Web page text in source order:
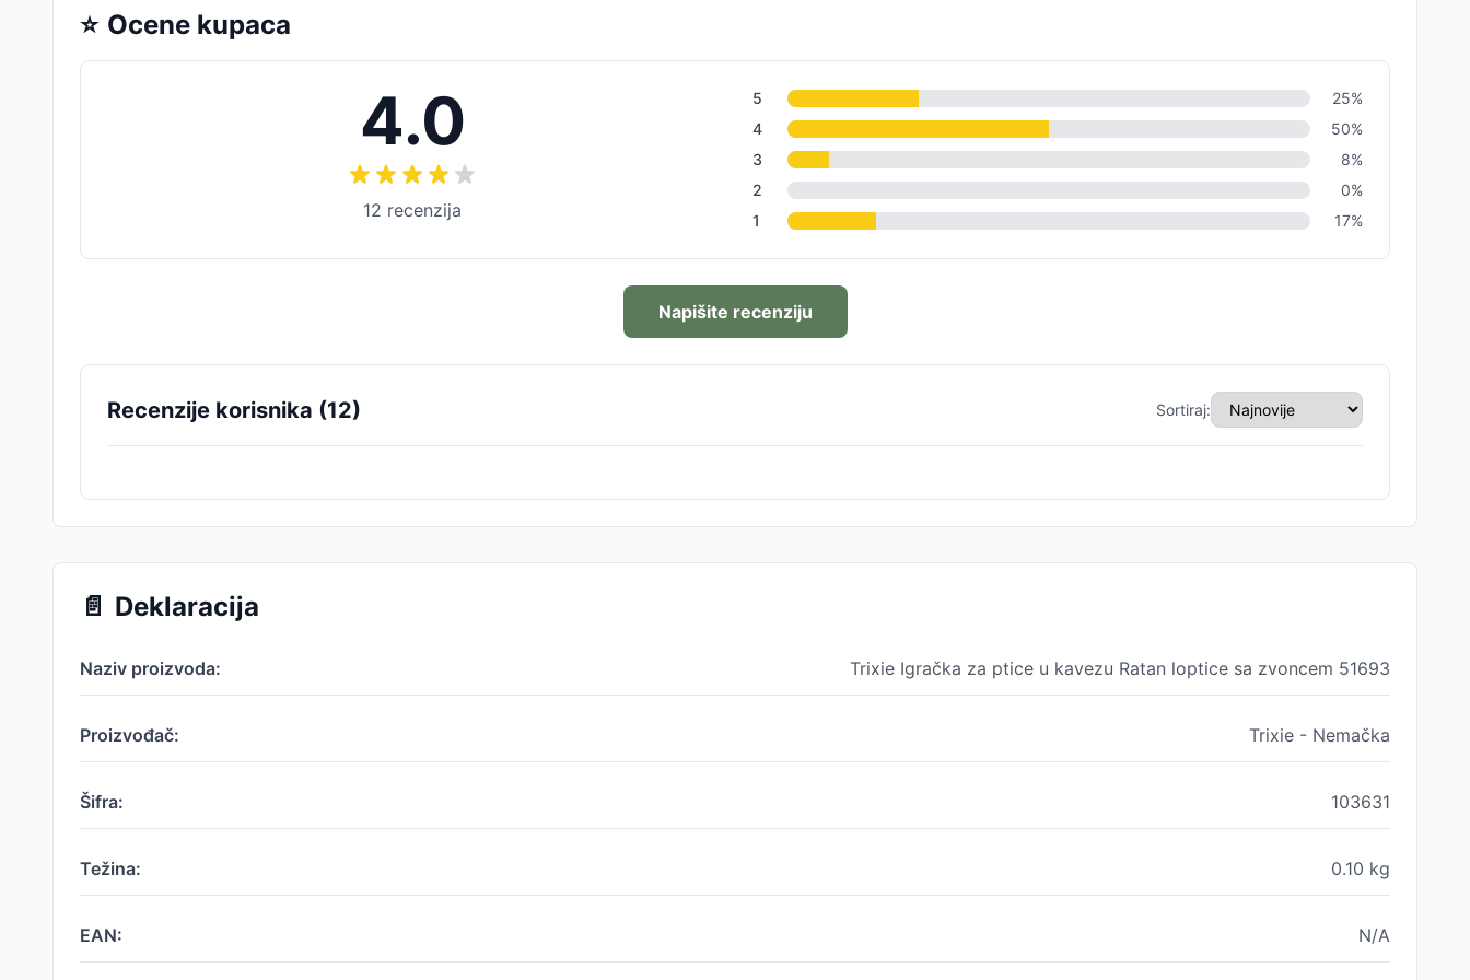
⭐ Ocene kupaca
4.0
12 recenzija
5 25%
4
50%
3
8%
2
0%
1
17%
Napišite recenziju
Recenzije korisnika (12) Sortiraj:
📄 Deklaracija
Naziv proizvoda: Trixie Igračka za ptice u kavezu Ratan loptice sa zvoncem 51693
Proizvođač: Trixie - Nemačka
Šifra: 103631
Težina: 0.10 kg
EAN: N/A